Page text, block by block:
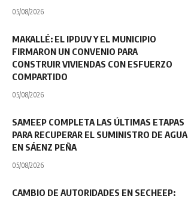
05/08/2026
MAKALLÉ: EL IPDUV Y EL MUNICIPIO
FIRMARON UN CONVENIO PARA
CONSTRUIR VIVIENDAS CON ESFUERZO
COMPARTIDO
05/08/2026
SAMEEP COMPLETA LAS ÚLTIMAS ETAPAS
PARA RECUPERAR EL SUMINISTRO DE AGUA
EN SÁENZ PEÑA
05/08/2026
CAMBIO DE AUTORIDADES EN SECHEEP: